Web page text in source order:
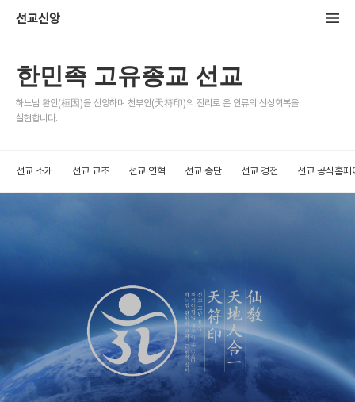
선교신앙
한민족 고유종교 선교
하느님 환인(桓因)을 신앙하며 천부인(天符印)의 진리로 온 인류의 신성회복을
실현합니다.
선교 소개 선교 교조 선교 연혁 선교 종단 선교 경전 선교 공식홈페